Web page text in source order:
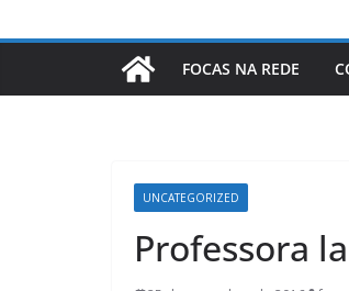
FOCAS NA REDE
UNCATEGORIZED
Professora